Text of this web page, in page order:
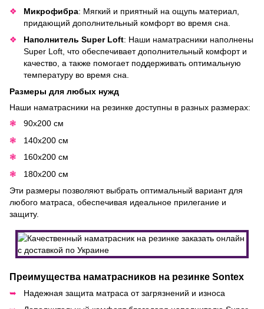
Микрофибра: Мягкий и приятный на ощупь материал,
придающий дополнительный комфорт во время сна.
Наполнитель Super Loft: Наши наматрасники наполнены
Super Loft, что обеспечивает дополнительный комфорт и
качество, а также помогает поддерживать оптимальную
температуру во время сна.
Размеры для любых нужд
Наши наматрасники на резинке доступны в разных размерах:
90x200 см
140x200 см
160x200 см
180x200 см
Эти размеры позволяют выбрать оптимальный вариант для
любого матраса, обеспечивая идеальное прилегание и
защиту.
Преимущества наматрасников на резинке Sontex
Надежная защита матраса от загрязнений и износа